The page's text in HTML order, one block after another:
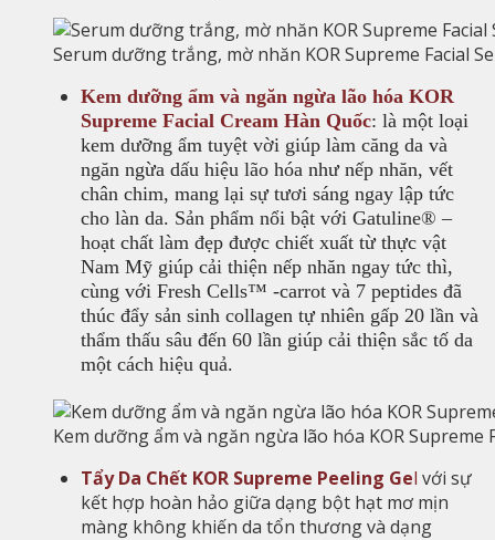
Serum dưỡng trắng, mờ nhăn KOR Supreme Facial
Kem dưỡng ẩm và ngăn ngừa lão hóa KOR
Supreme Facial Cream Hàn Quốc: là một loại
kem dưỡng ẩm tuyệt vời giúp làm căng da và
ngăn ngừa dấu hiệu lão hóa như nếp nhăn, vết
chân chim, mang lại sự tươi sáng ngay lập tức
cho làn da. Sản phẩm nổi bật với Gatuline® –
hoạt chất làm đẹp được chiết xuất từ thực vật
Nam Mỹ giúp cải thiện nếp nhăn ngay tức thì,
cùng với Fresh Cells™ -carrot và 7 peptides đã
thúc đẩy sản sinh collagen tự nhiên gấp 20 lần và
thẩm thấu sâu đến 60 lần giúp cải thiện sắc tố da
một cách hiệu quả.
Kem dưỡng ẩm và ngăn ngừa lão hóa KOR Supreme
Tẩy Da Chết KOR Supreme Peeling Gel với sự
kết hợp hoàn hảo giữa dạng bột hạt mơ mịn
màng không khiến da tổn thương và dạng